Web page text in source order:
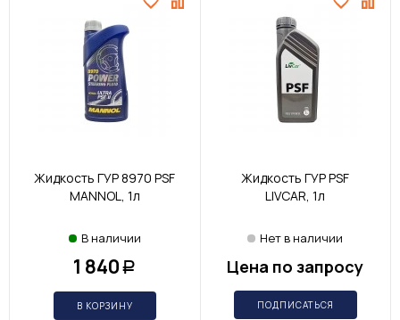
Жидкость ГУР 8970 PSF
MANNOL, 1л
В наличии
1 840 Р
В КОРЗИНУ
Жидкость ГУР PSF
LIVCAR, 1л
Нет в наличии
Цена по запросу
ПОДПИСАТЬСЯ